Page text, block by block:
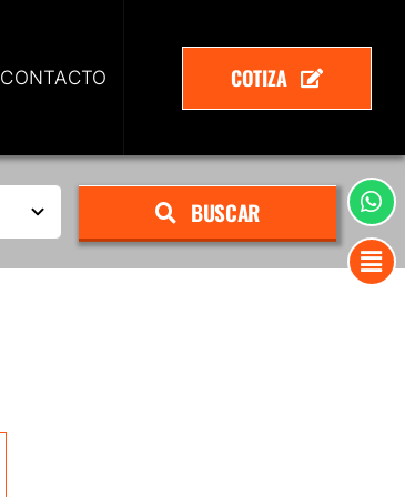
CONTACTO COTIZA
BUSCAR